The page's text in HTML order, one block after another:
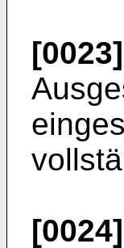
[0023]
[0024]